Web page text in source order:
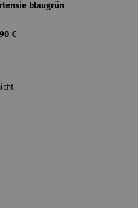
blaugrün
Preis:
€